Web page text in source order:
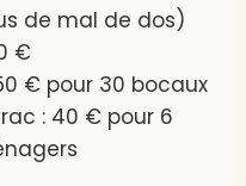
de mal de dos)
€
€ pour 30 bocaux
: 40 € pour 6